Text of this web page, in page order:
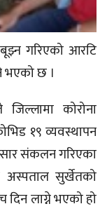
गरिएको आरटि
भएको छ ।
कोरोना
१९ व्यवस्थापन
संकलन गरिएका
अस्पताल सुर्खेतको
दिन लाग्ने भएको हो